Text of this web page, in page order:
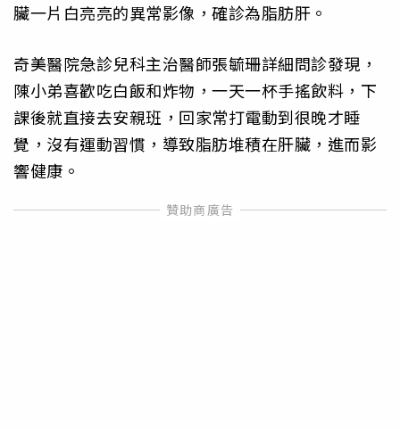
臟一片白亮亮的異常影像，確診為脂肪肝。
奇美醫院急診兒科主治醫師張毓珊詳細問診發現，
陳小弟喜歡吃白飯和炸物，一天一杯手搖飲料，下
課後就直接去安親班，回家常打電動到很晚才睡
覺，沒有運動習慣，導致脂肪堆積在肝臟，進而影
響健康。